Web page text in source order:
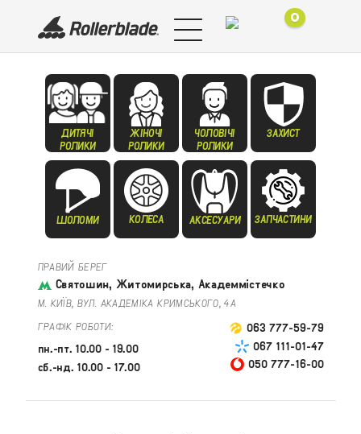
0
ДИТЯЧІ
РОЛИКИ
ЖІНОЧІ
РОЛИКИ
ЧОЛОВІЧІ
РОЛИКИ
ЗАХИСТ
ШОЛОМИ КОЛЕСА АКСЕСУАРИ ЗАПЧАСТИНИ
ПРАВИЙ БЕРЕГ
Святошин, Житомирська, Академмістечко
М. КИЇВ, ВУЛ. АКАДЕМІКА КРИМСЬКОГО, 4А
ГРАФІК РОБОТИ:
пн.-пт. 10.00 - 19.00
сб.-нд. 10.00 - 17.00
063 777-59-79
067 111-01-47
050 777-16-00